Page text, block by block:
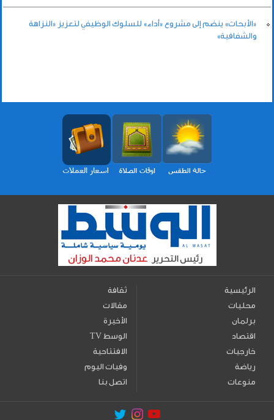
«الأبحاث» ينضم إلى مشروع «أداء» للسلوك الوظيفي لتعزيز «النزاهة
والشفافية»
الرئيسية
محليات
برلمان
اقتصاد
خارجيات
رياضة
منوعات
ثقافة
مقالات
الأخيرة
TV الوسط
الافتتاحية
وفيات اليوم
اتصل بنا